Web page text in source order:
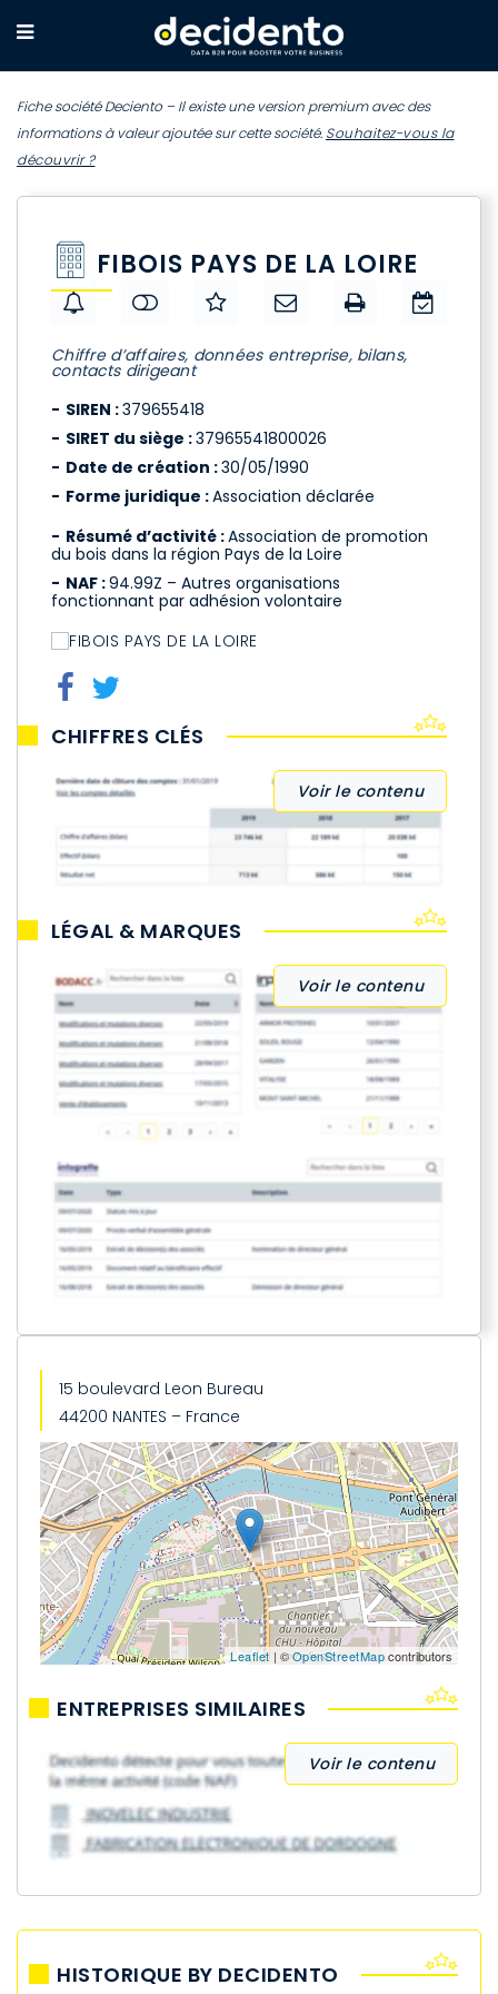
Fiche société Deciento – Il existe une version premium avec des
informations à valeur ajoutée sur cette société. Souhaitez-vous la
découvrir ?
FIBOIS PAYS DE LA LOIRE
Chiffre d’affaires, données entreprise, bilans,
contacts dirigeant
SIREN :379655418
SIRET du siège :37965541800026
Date de création :30/05/1990
Forme juridique :Association déclarée
Résumé d’activité :Association de promotion
du bois dans la région Pays de la Loire
NAF :94.99Z – Autres organisations
fonctionnant par adhésion volontaire
CHIFFRES CLÉS
Voir le contenu
LÉGAL & MARQUES
Voir le contenu
15 boulevard Leon Bureau
44200 NANTES – France
Leaflet| ©OpenStreetMapcontributors
ENTREPRISES SIMILAIRES
Voir le contenu
HISTORIQUE BY DECIDENTO